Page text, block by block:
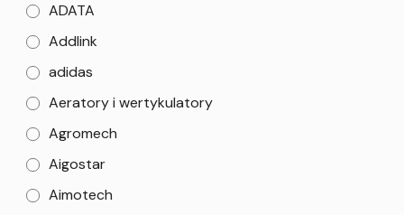
ADATA
Addlink
adidas
Aeratory i wertykulatory
Agromech
Aigostar
Aimotech